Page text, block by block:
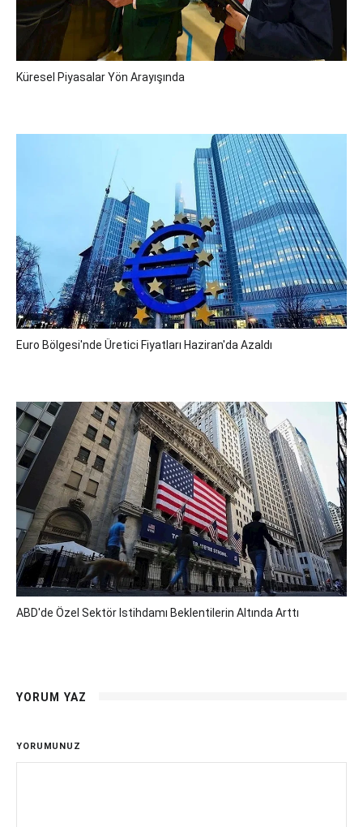
Küresel Piyasalar Yön Arayışında
Euro Bölgesi'nde Üretici Fiyatları Haziran'da Azaldı
ABD'de Özel Sektör Istihdamı Beklentilerin Altında Arttı
YORUM YAZ
YORUMUNUZ